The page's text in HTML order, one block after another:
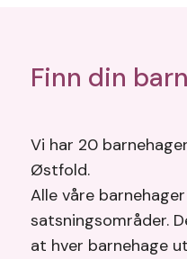
Finn din
Vi har 20
Østfold.
Alle våre
satsningsområder.
at hver barnehage